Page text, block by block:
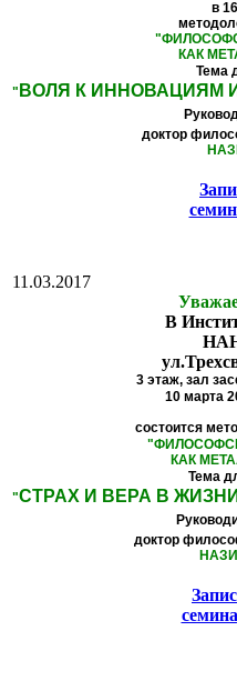
в
"
КАК
Тема
" ВОЛЯ К ИННОВАЦИЯМ
доктор
11.03.2017
В
3 этаж, зал
10 марта
состоится
"
КАК
Тема
"СТРАХ И ВЕРА В
доктор